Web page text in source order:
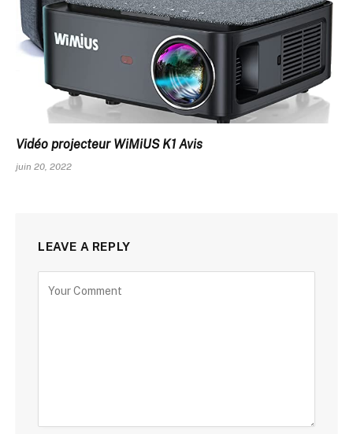
Vidéo projecteur WiMiUS K1 Avis
juin 20, 2022
LEAVE A REPLY